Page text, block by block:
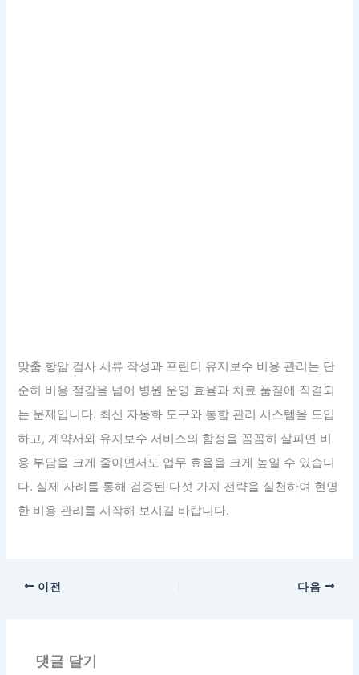
맞춤 항암 검사 서류 작성과 프린터 유지보수 비용 관리는 단
순히 비용 절감을 넘어 병원 운영 효율과 치료 품질에 직결되
는 문제입니다. 최신 자동화 도구와 통합 관리 시스템을 도입
하고, 계약서와 유지보수 서비스의 함정을 꼼꼼히 살피면 비
용 부담을 크게 줄이면서도 업무 효율을 크게 높일 수 있습니
다. 실제 사례를 통해 검증된 다섯 가지 전략을 실천하여 현명
한 비용 관리를 시작해 보시길 바랍니다.
이전 다음
댓글 달기